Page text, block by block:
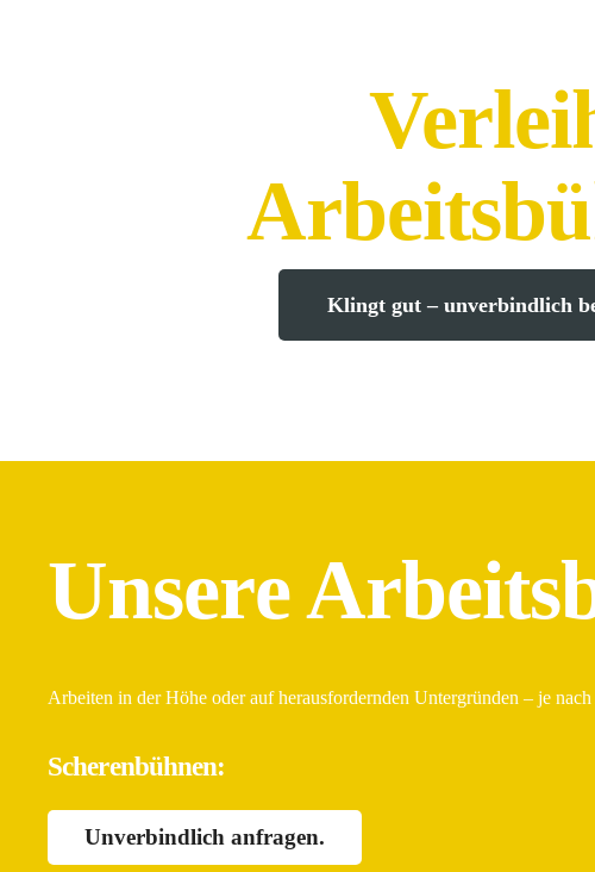
Klingt gut – unverbindlich
Unsere
Arbeiten in der Höhe oder auf herausfordernden Untergründen – je
Scherenbühnen:
Unverbindlich anfragen.